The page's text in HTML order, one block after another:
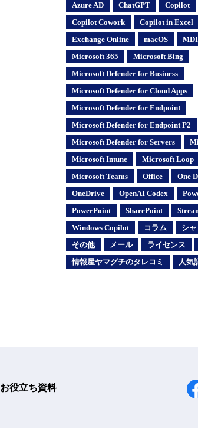
Azure AD
ChatGPT Copilot
Copilot Cowork
Copilot in Excel
Exchange Online
macOS MDI
Microsoft 365
Microsoft Bing
Microsoft Defender for Business
Microsoft Defender for Cloud Apps
Microsoft Defender for Endpoint
Microsoft Defender for Endpoint P2
Microsoft Defender for Servers
Microsoft Intune
Microsoft Loop
Microsoft Teams
Office
One
OneDrive
OpenAI Codex
PowerPoint
SharePoint
Windows Copilot
コラム シ
その他
メール ライセンス
情報屋ヤマグチのタレコミ
人気
お役立ち資料